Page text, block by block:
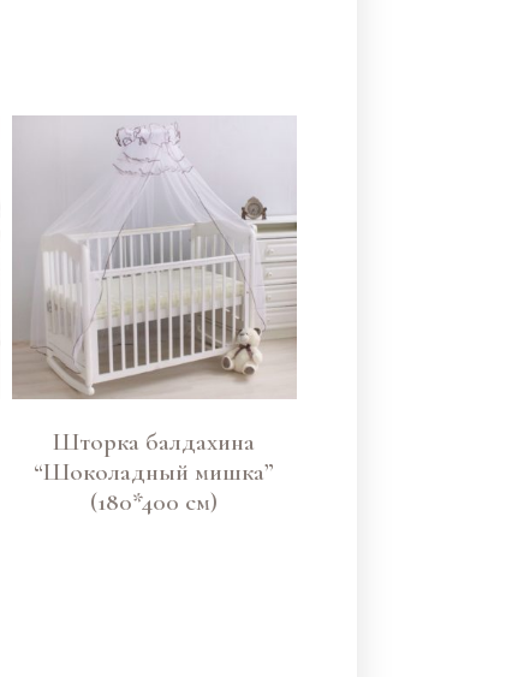
Шторка балдахина
“Шоколадный мишка”
(180*400 см)